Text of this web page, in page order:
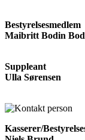
Bestyrelsesmedlem
Maibritt Bodin
Suppleant
Ulla Sørensen
Kasserer/